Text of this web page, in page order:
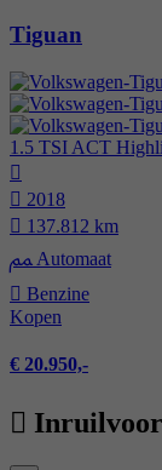
Tiguan
1.5 TSI ACT
2018
137.812 km
Automaat
Benzine
Kopen
€ 20.950,-